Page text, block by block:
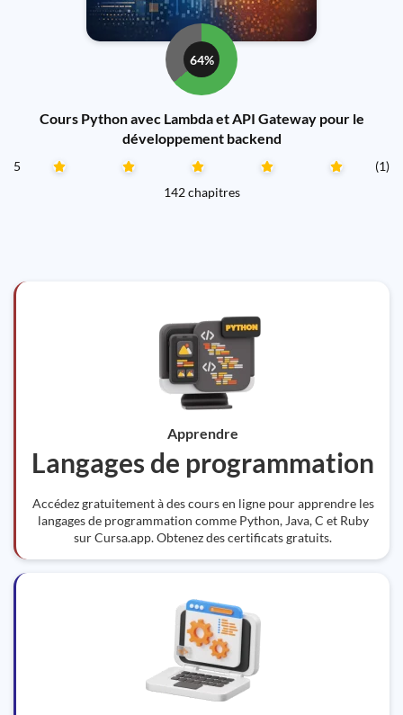
64%
Cours Python avec Lambda et API Gateway pour le
développement backend
5
(1)
142 chapitres
Apprendre
Langages de programmation
Accédez gratuitement à des cours en ligne pour apprendre les
langages de programmation comme Python, Java, C et Ruby
sur Cursa.app. Obtenez des certificats gratuits.